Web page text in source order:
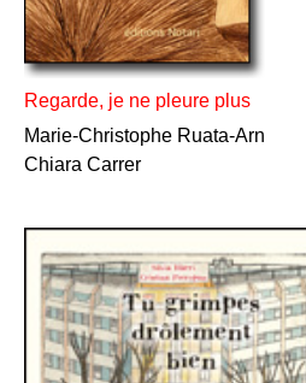
Regarde, je ne pleure plus
Marie-Christophe Ruata-Arn
Chiara Carrer